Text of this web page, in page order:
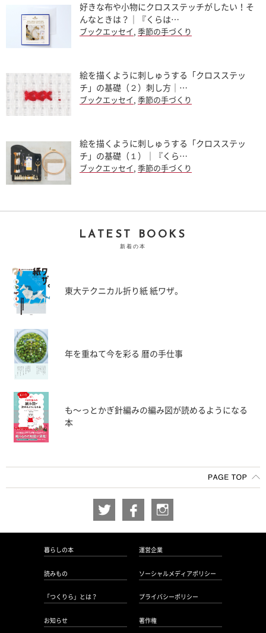
好きな布や小物にクロスステッチがしたい！そ
んなときは？｜『くらは…
ブックエッセイ 季節の手づくり
絵を描くように刺しゅうする「クロスステッ
チ」の基礎（２）刺し方｜…
ブックエッセイ 季節の手づくり
絵を描くように刺しゅうする「クロスステッ
チ」の基礎（１）｜『くら…
ブックエッセイ 季節の手づくり
LATEST BOOKS
新着の本
東大テクニカル折り紙 紙ワザ。
年を重ねて今を彩る 暦の手仕事
も〜っとかぎ針編みの編み図が読めるようになる
本
暮らしの本
読みもの
「つくりら」とは？
お知らせ
運営企業
ソーシャルメディアポリシー
プライバシーポリシー
著作権